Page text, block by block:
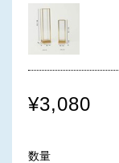
¥3,080
数量